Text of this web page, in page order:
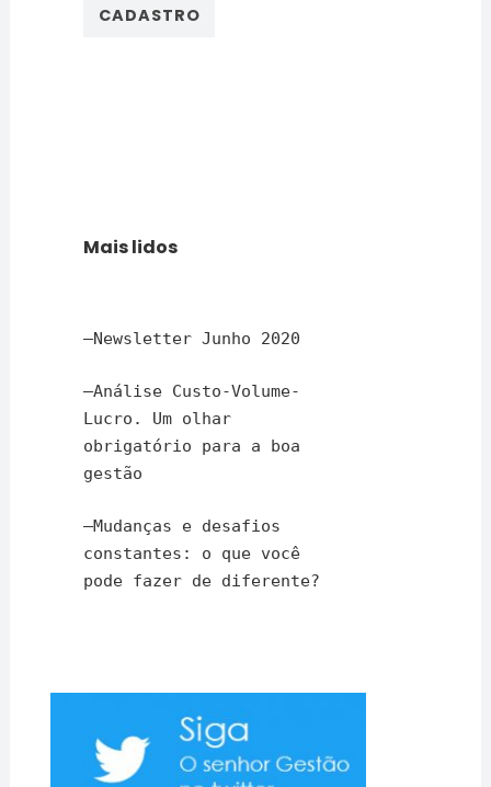
Mais lidos
–Newsletter Junho 2020
–Análise Custo-Volume-
Lucro. Um olhar
obrigatório para a boa
gestão
–Mudanças e desafios
constantes: o que você
pode fazer de diferente?